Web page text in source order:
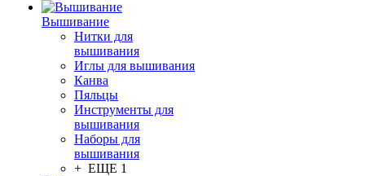
Вышивание
Нитки для
вышивания
Иглы для вышивания
Канва
Пяльцы
Инструменты для
вышивания
Наборы для
вышивания
+ ЕЩЕ 1